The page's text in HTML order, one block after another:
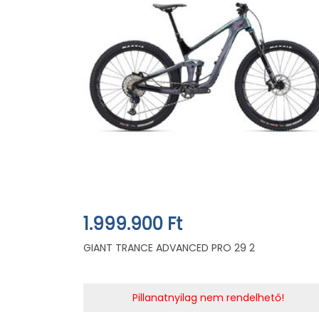
1.999.900 Ft
GIANT TRANCE ADVANCED PRO 29 2
Pillanatnyilag nem rendelhető!